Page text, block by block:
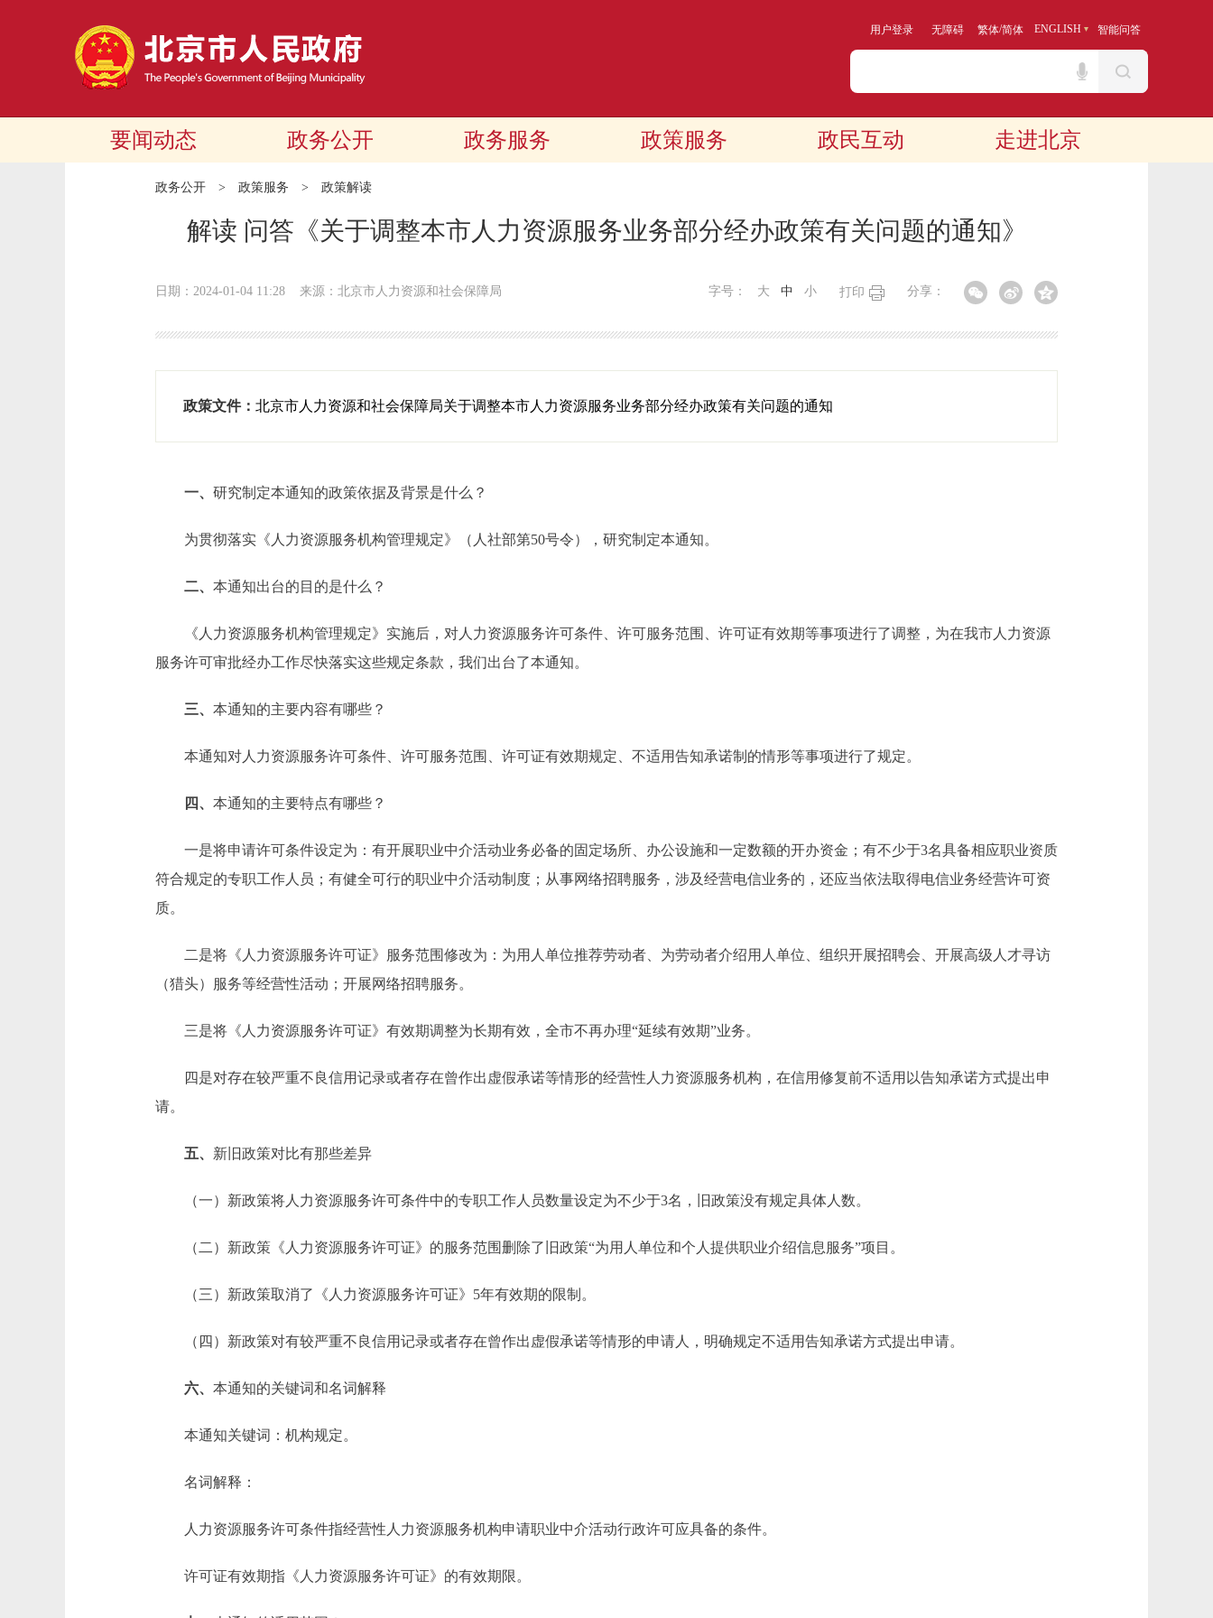
用户登录 无障碍 繁体/简体 ENGLISH 智能问答
要闻动态 政务公开 政务服务 政策服务 政民互动 走进北京
政务公开 > 政策服务 > 政策解读
解读 问答《关于调整本市人力资源服务业务部分经办政策有关问题的通知》
日期：2024-01-04 11:28 来源：北京市人力资源和社会保障局 分享：
打印
字号： 大 中 小
政策文件： 北京市人力资源和社会保障局关于调整本市人力资源服务业务部分经办政策有关问题的通知
一、 研究制定本通知的政策依据及背景是什么？
为贯彻落实《人力资源服务机构管理规定》（人社部第50号令），研究制定本通知。
二、 本通知出台的目的是什么？
《人力资源服务机构管理规定》实施后，对人力资源服务许可条件、许可服务范围、许可证有效期等事项进行了调整，为在我市人力资源
服务许可审批经办工作尽快落实这些规定条款，我们出台了本通知。
三、 本通知的主要内容有哪些？
本通知对人力资源服务许可条件、许可服务范围、许可证有效期规定、不适用告知承诺制的情形等事项进行了规定。
四、 本通知的主要特点有哪些？
一是将申请许可条件设定为：有开展职业中介活动业务必备的固定场所、办公设施和一定数额的开办资金；有不少于3名具备相应职业资质
符合规定的专职工作人员；有健全可行的职业中介活动制度；从事网络招聘服务，涉及经营电信业务的，还应当依法取得电信业务经营许可资
质。
二是将《人力资源服务许可证》服务范围修改为：为用人单位推荐劳动者、为劳动者介绍用人单位、组织开展招聘会、开展高级人才寻访
（猎头）服务等经营性活动；开展网络招聘服务。
三是将《人力资源服务许可证》有效期调整为长期有效，全市不再办理“延续有效期”业务。
四是对存在较严重不良信用记录或者存在曾作出虚假承诺等情形的经营性人力资源服务机构，在信用修复前不适用以告知承诺方式提出申
请。
五、 新旧政策对比有那些差异
（一）新政策将人力资源服务许可条件中的专职工作人员数量设定为不少于3名，旧政策没有规定具体人数。
（二）新政策《人力资源服务许可证》的服务范围删除了旧政策“为用人单位和个人提供职业介绍信息服务”项目。
（三）新政策取消了《人力资源服务许可证》5年有效期的限制。
（四）新政策对有较严重不良信用记录或者存在曾作出虚假承诺等情形的申请人，明确规定不适用告知承诺方式提出申请。
六、 本通知的关键词和名词解释
本通知关键词：机构规定。
名词解释：
人力资源服务许可条件指经营性人力资源服务机构申请职业中介活动行政许可应具备的条件。
许可证有效期指《人力资源服务许可证》的有效期限。